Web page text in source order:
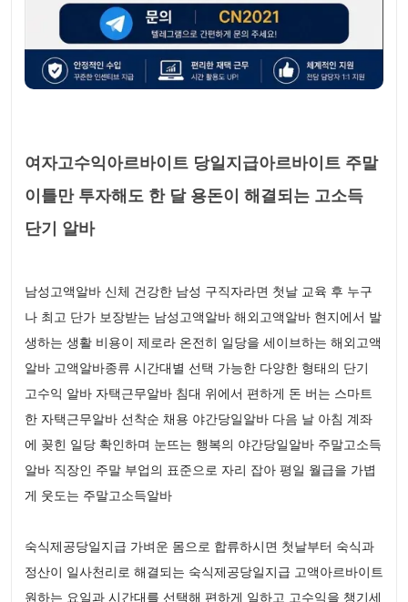
여자고수익아르바이트 당일지급아르바이트 주말
이틀만 투자해도 한 달 용돈이 해결되는 고소득
단기 알바
남성고액알바 신체 건강한 남성 구직자라면 첫날 교육 후 누구
나 최고 단가 보장받는 남성고액알바 해외고액알바 현지에서 발
생하는 생활 비용이 제로라 온전히 일당을 세이브하는 해외고액
알바 고액알바종류 시간대별 선택 가능한 다양한 형태의 단기
고수익 알바 자택근무알바 침대 위에서 편하게 돈 버는 스마트
한 자택근무알바 선착순 채용 야간당일알바 다음 날 아침 계좌
에 꽂힌 일당 확인하며 눈뜨는 행복의 야간당일알바 주말고소득
알바 직장인 주말 부업의 표준으로 자리 잡아 평일 월급을 가볍
게 웃도는 주말고소득알바
숙식제공당일지급 가벼운 몸으로 합류하시면 첫날부터 숙식과
정산이 일사천리로 해결되는 숙식제공당일지급 고액아르바이트
원하는 요일과 시간대를 선택해 편하게 일하고 고수익을 챙기세